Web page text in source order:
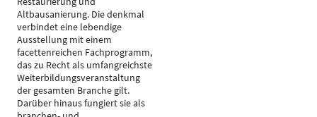
Altbausanierung. Die denkmal
verbindet eine lebendige
Ausstellung mit einem
facettenreichen Fachprogramm,
das zu Recht als umfangreichste
Weiterbildungsveranstaltung
der gesamten Branche gilt.
Darüber hinaus fungiert sie als